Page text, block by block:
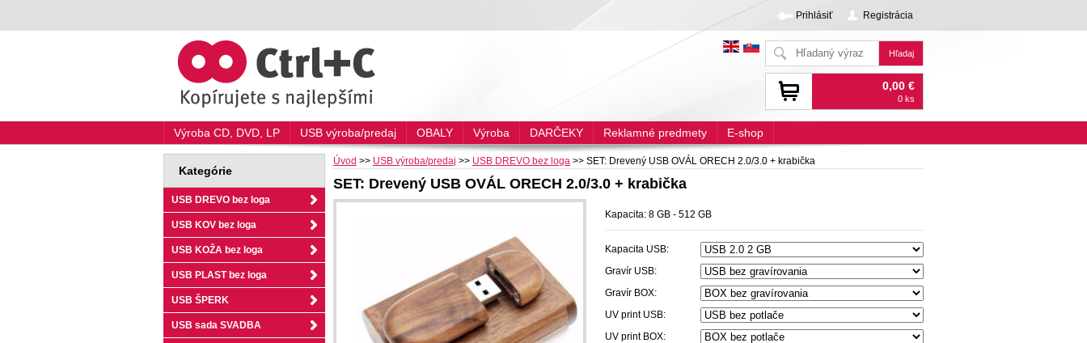
Prihlásiť Registrácia
0,00 €
0 ks
Úvod >> USB výroba/predaj >> USB DREVO bez loga >> SET: Drevený USB OVÁL ORECH 2.0/3.0 + krabička
SET: Drevený USB OVÁL ORECH 2.0/3.0 + krabička
Kapacita: 8 GB - 512 GB
Kapacita USB:
Gravír USB:
Gravír BOX:
UV print USB:
UV print BOX:
Kategórie
USB DREVO bez loga
USB KOV bez loga
USB KOŽA bez loga
USB PLAST bez loga
USB ŠPERK
USB sada SVADBA
Výroba CD, DVD, LP USB výroba/predaj OBALY Výroba DARČEKY Reklamné predmety E-shop